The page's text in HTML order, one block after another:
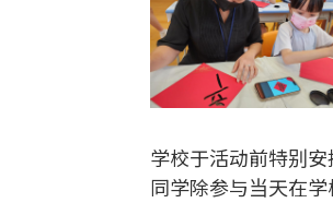
学校于活动前特别
同学除参与当天在